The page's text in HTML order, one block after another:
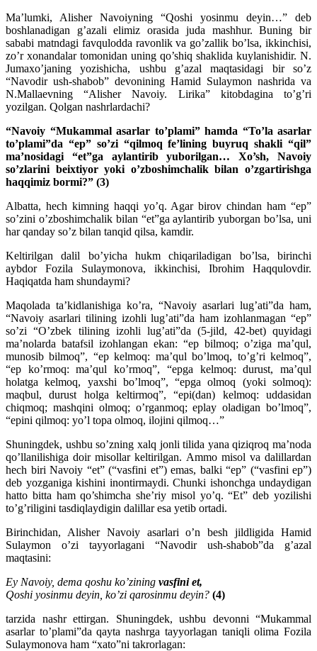
Ma’lumki, Alisher Navoiyning “Qoshi yosinmu deyin…” deb
boshlanadigan g’azali elimiz orasida juda mashhur. Buning bir
sababi matndagi favqulodda ravonlik va go’zallik bo’lsa, ikkinchisi,
zo’r xonandalar tomonidan uning qo’shiq shaklida kuylanishidir. N.
Jumaxo’janing yozishicha, ushbu g’azal maqtasidagi bir so’z
“Navodir ush-shabob” devonining Hamid Sulaymon nashrida va
N.Mallaevning “Alisher Navoiy. Lirika” kitobdagina to’g’ri
yozilgan. Qolgan nashrlardachi?
“Navoiy “Mukammal asarlar to’plami” hamda “To’la asarlar
to’plami”da “ep” so’zi “qilmoq fe’lining buyruq shakli “qil”
ma’nosidagi “et”ga aylantirib yuborilgan… Xo’sh, Navoiy
so’zlarini beixtiyor yoki o’zboshimchalik bilan o’zgartirishga
haqqimiz bormi?” (3)
Albatta, hech kimning haqqi yo’q. Agar birov chindan ham “ep”
so’zini o’zboshimchalik bilan “et”ga aylantirib yuborgan bo’lsa, uni
har qanday so’z bilan tanqid qilsa, kamdir.
Keltirilgan dalil bo’yicha hukm chiqariladigan bo’lsa, birinchi
aybdor Fozila Sulaymonova, ikkinchisi, Ibrohim Haqqulovdir.
Haqiqatda ham shundaymi?
Maqolada ta’kidlanishiga ko’ra, “Navoiy asarlari lug’ati”da ham,
“Navoiy asarlari tilining izohli lug’ati”da ham izohlanmagan “ep”
so’zi “O’zbek tilining izohli lug’ati”da (5-jild, 42-bet) quyidagi
ma’nolarda batafsil izohlangan ekan: “ep bilmoq; o’ziga ma’qul,
munosib bilmoq”, “ep kelmoq: ma’qul bo’lmoq, to’g’ri kelmoq”,
“ep ko’rmoq: ma’qul ko’rmoq”, “epga kelmoq: durust, ma’qul
holatga kelmoq, yaxshi bo’lmoq”, “epga olmoq (yoki solmoq):
maqbul, durust holga keltirmoq”, “epi(dan) kelmoq: uddasidan
chiqmoq; mashqini olmoq; o’rganmoq; eplay oladigan bo’lmoq”,
“epini qilmoq: yo’l topa olmoq, ilojini qilmoq…”
Shuningdek, ushbu so’zning xalq jonli tilida yana qiziqroq ma’noda
qo’llanilishiga doir misollar keltirilgan. Ammo misol va dalillardan
hech biri Navoiy “et” (“vasfini et”) emas, balki “ep” (“vasfini ep”)
deb yozganiga kishini inontirmaydi. Chunki ishonchga undaydigan
hatto bitta ham qo’shimcha she’riy misol yo’q. “Et” deb yozilishi
to’g’riligini tasdiqlaydigin dalillar esa yetib ortadi.
Birinchidan, Alisher Navoiy asarlari o’n besh jildligida Hamid
Sulaymon o’zi tayyorlagani “Navodir ush-shabob”da g’azal
maqtasini:
Ey Navoiy, dema qoshu ko’zining vasfini et,
Qoshi yosinmu deyin, ko’zi qarosinmu deyin? (4)
tarzida nashr ettirgan. Shuningdek, ushbu devonni “Mukammal
asarlar to’plami”da qayta nashrga tayyorlagan taniqli olima Fozila
Sulaymonova ham “xato”ni takrorlagan: